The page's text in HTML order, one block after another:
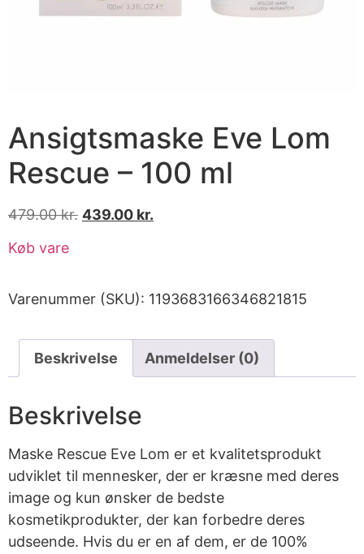
Ansigtsmaske Eve Lom
Rescue – 100 ml
479.00kr. 439.00 kr.
Køb vare
Varenummer (SKU): 1193683166346821815
Beskrivelse Anmeldelser (0)
Beskrivelse
Maske Rescue Eve Lom er et kvalitetsprodukt
udviklet til mennesker, der er kræsne med deres
image og kun ønsker de bedste
kosmetikprodukter, der kan forbedre deres
udseende. Hvis du er en af dem, er de 100%